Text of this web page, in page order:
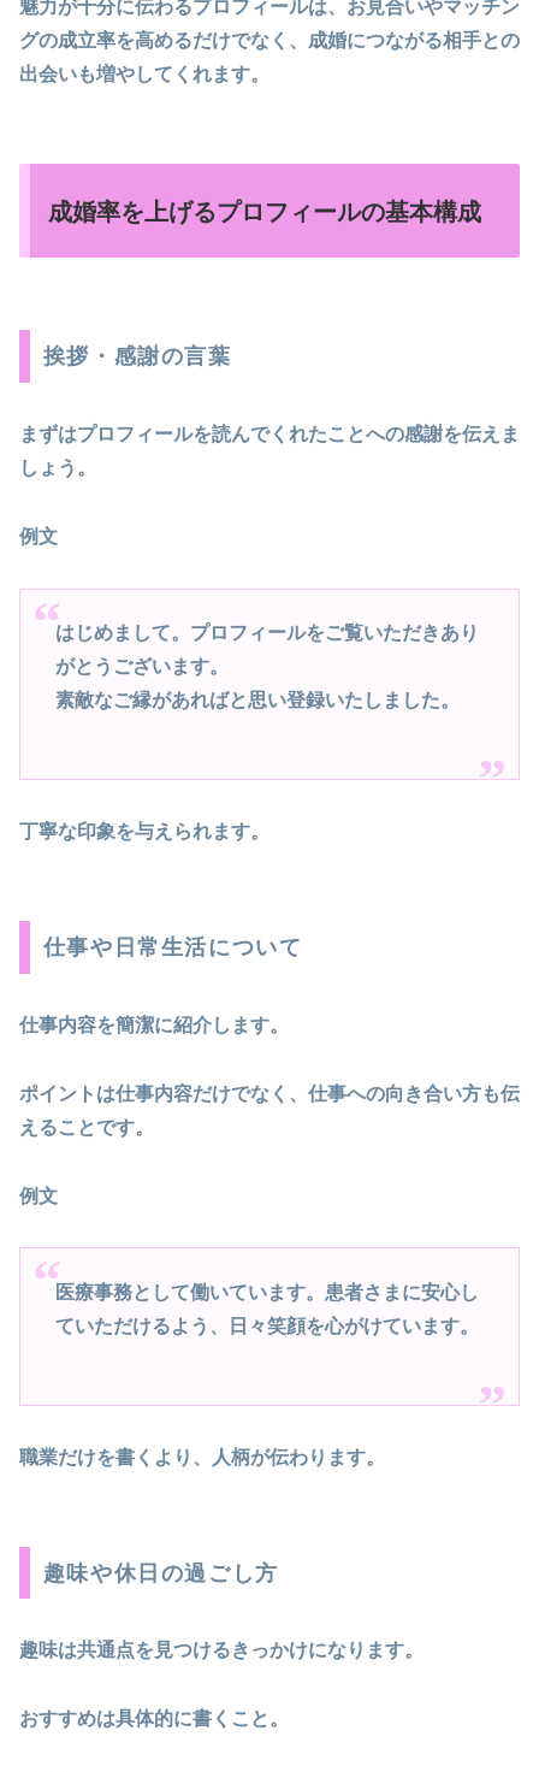
魅力が十分に伝わるプロフィールは、お見合いやマッチン
グの成立率を高めるだけでなく、成婚につながる相手との
出会いも増やしてくれます。
成婚率を上げるプロフィールの基本構成
挨拶・感謝の言葉
まずはプロフィールを読んでくれたことへの感謝を伝えま
しょう。
例文
はじめまして。プロフィールをご覧いただきあり
がとうございます。
素敵なご縁があればと思い登録いたしました。
丁寧な印象を与えられます。
仕事や日常生活について
仕事内容を簡潔に紹介します。
ポイントは仕事内容だけでなく、仕事への向き合い方も伝
えることです。
例文
医療事務として働いています。患者さまに安心し
ていただけるよう、日々笑顔を心がけています。
職業だけを書くより、人柄が伝わります。
趣味や休日の過ごし方
趣味は共通点を見つけるきっかけになります。
おすすめは具体的に書くこと。